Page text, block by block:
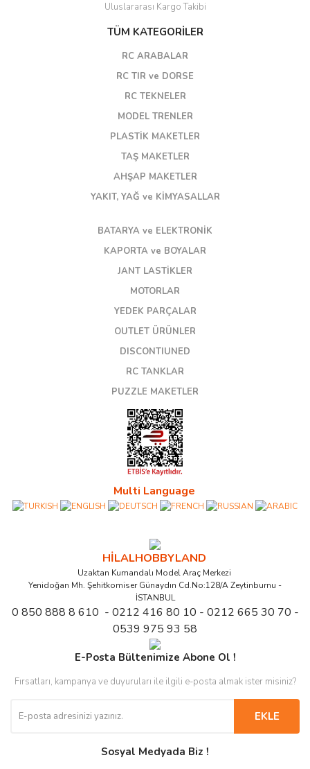
Uluslararası Kargo Takibi
TÜM KATEGORİLER
RC ARABALAR
RC TIR ve DORSE
RC TEKNELER
MODEL TRENLER
PLASTİK MAKETLER
TAŞ MAKETLER
AHŞAP MAKETLER
YAKIT, YAĞ ve KİMYASALLAR
BATARYA ve ELEKTRONİK
KAPORTA ve BOYALAR
JANT LASTİKLER
MOTORLAR
YEDEK PARÇALAR
OUTLET ÜRÜNLER
DISCONTIUNED
RC TANKLAR
PUZZLE MAKETLER
Multi Language
HİLALHOBBYLAND
Uzaktan Kumandalı Model Araç Merkezi
Yenidoğan Mh. Şehitkomiser Günaydın Cd.No:128/A Zeytinburnu -
İSTANBUL
0 850 888 8 610 - 0212 416 80 10 - 0212 665 30 70 -
0539 975 93 58
E-Posta Bültenimize Abone Ol !
Fırsatları, kampanya ve duyuruları ile ilgili e-posta almak ister misiniz?
EKLE
Sosyal Medyada Biz !